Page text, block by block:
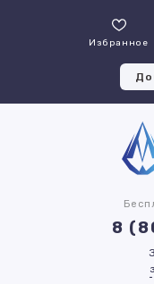
Избранное
8